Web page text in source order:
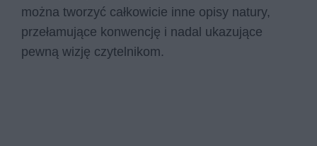
można tworzyć całkowicie inne opisy natury,
przełamujące konwencję i nadal ukazujące
pewną wizję czytelnikom.